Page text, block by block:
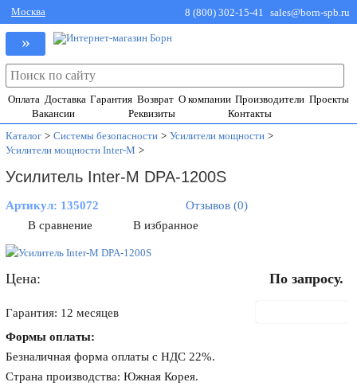
Москва 8 (800) 302-15-41 sales@born-spb.ru
»
Оплата Доставка Гарантия Возврат О компании Производители Проекты
Вакансии
Реквизиты
Контакты
Каталог > Системы безопасности > Усилители мощности >
Усилители мощности Inter-M >
Усилитель Inter-M DPA-1200S
Артикул: 135072
Отзывов (0)
В сравнение
В избранное
Цена: По запросу.
Гарантия: 12 месяцев
Формы оплаты:
Безналичная форма оплаты с НДС 22%.
Страна производства: Южная Корея.